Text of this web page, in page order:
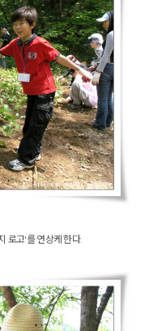
로고'를 연상케 한다.